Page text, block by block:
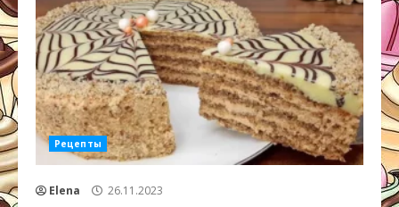
Рецепты
Elena 26.11.2023